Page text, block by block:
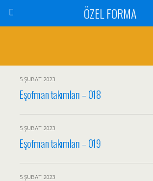
ÖZEL FORMA
5 ŞUBAT 2023
Eşofman takımları – 018
5 ŞUBAT 2023
Eşofman takımları – 019
5 ŞUBAT 2023